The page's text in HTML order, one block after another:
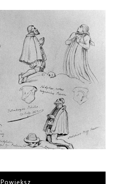
Powiększ